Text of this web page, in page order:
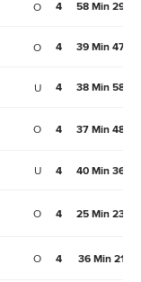
O 4 58 Min
O 4 39 Min
U 4 38 Min
O 4 37 Min
U 4 40 Min
O 4 25 Min
O 4 36 Min